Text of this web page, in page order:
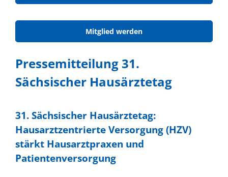
Mitglied werden
Pressemitteilung 31.
Sächsischer Hausärztetag
31. Sächsischer Hausärztetag:
Hausarztzentrierte Versorgung (HZV)
stärkt Hausarztpraxen und
Patientenversorgung